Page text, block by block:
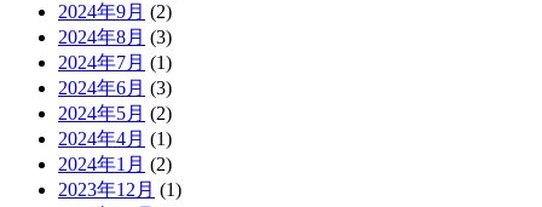
2024年9月 (2)
2024年8月 (3)
2024年7月 (1)
2024年6月 (3)
2024年5月 (2)
2024年4月 (1)
2024年1月 (2)
2023年12月 (1)